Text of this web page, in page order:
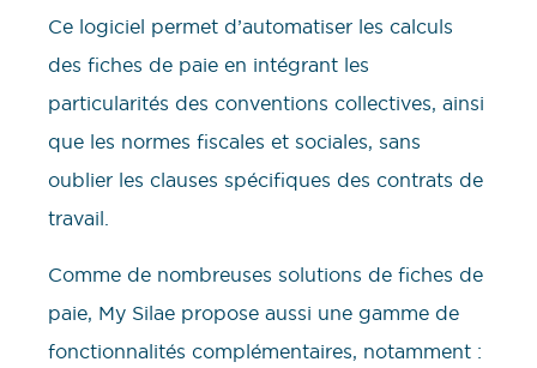
Ce logiciel permet d’automatiser les calculs
des fiches de paie en intégrant les
particularités des conventions collectives, ainsi
que les normes fiscales et sociales, sans
oublier les clauses spécifiques des contrats de
travail.
Comme de nombreuses solutions de fiches de
paie, My Silae propose aussi une gamme de
fonctionnalités complémentaires, notamment :